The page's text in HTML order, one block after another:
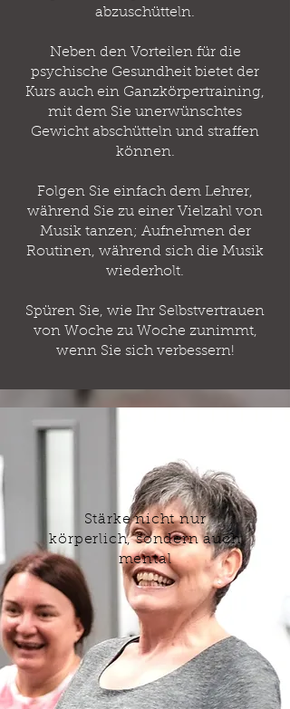
abzuschütteln.
Neben den Vorteilen für die
psychische Gesundheit bietet der
Kurs auch ein Ganzkörpertraining,
mit dem Sie unerwünschtes
Gewicht abschütteln und straffen
können.
Folgen Sie einfach dem Lehrer,
während Sie zu einer Vielzahl von
Musik tanzen; Aufnehmen der
Routinen, während sich die Musik
wiederholt.
Spüren Sie, wie Ihr Selbstvertrauen
von Woche zu Woche zunimmt,
wenn Sie sich verbessern!
Stärke nicht nur
körperlich, sondern auch
mental